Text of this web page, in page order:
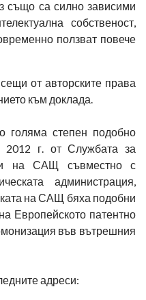
също са силно зависими
собственост,
ползват повече
от авторските права
към доклада.
голяма степен подобно
2012 г. от Службата за
на САЩ съвместно с
администрация,
на САЩ бяха подобни
Европейското патентно
във вътрешния
адреси: